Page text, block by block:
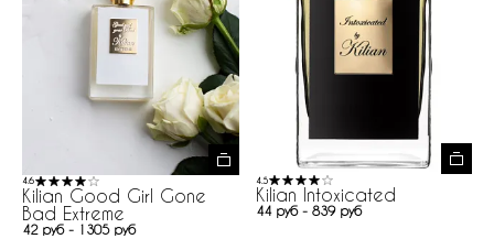
4.6
Kilian Good Girl Gone
Bad Extreme
42 руб - 1305 руб
4.5
Kilian Intoxicated
44 руб - 839 руб